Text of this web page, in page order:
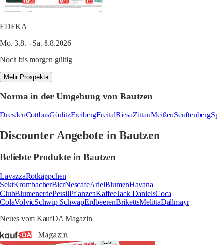
EDEKA
Mo. 3.8. - Sa. 8.8.2026
Noch bis morgen gültig
Mehr Prospekte
Norma in der Umgebung von Bautzen
DresdenCottbusGörlitzFreibergFreitalRiesaZittauMeißenSenftenberg
Discounter Angebote in Bautzen
Beliebte Produkte in Bautzen
LavazzaRotkäppchen
SektKrombacherBierNescafeArielBlumenHavana
ClubBlumenerdePersilPflanzenKaffeeJack DanielsCoca
ColaVolvicSchwip SchwapErdbeerenBrikettsMelittaDallmayr
Neues vom KaufDA Magazin